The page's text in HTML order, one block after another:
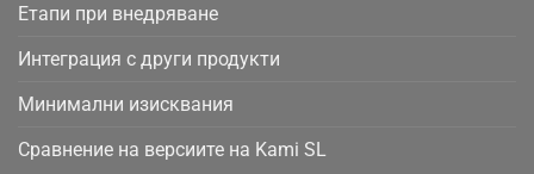
Етапи при внедряване
Интеграция с други продукти
Минимални изисквания
Сравнение на версиите на Kami SL